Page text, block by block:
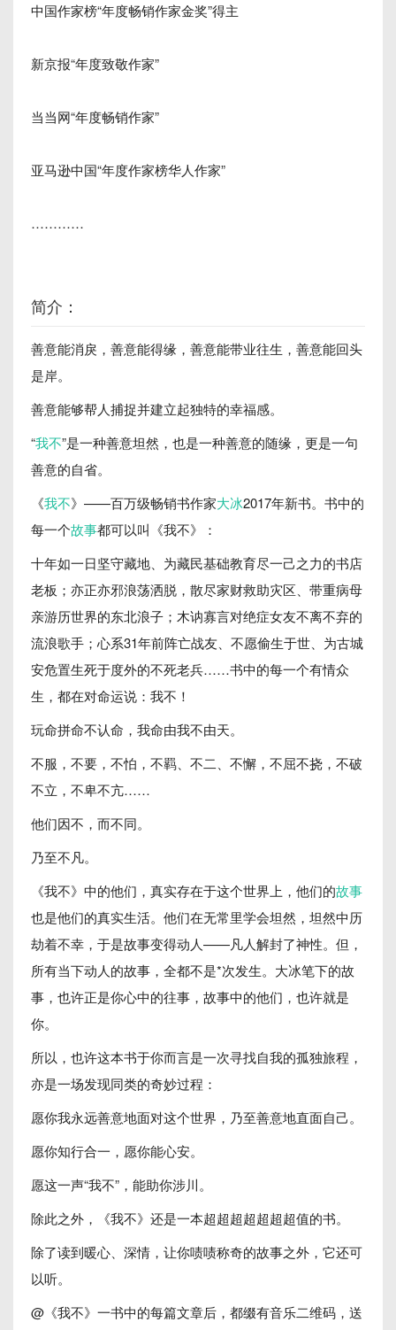
中国作家榜“年度畅销作家金奖”得主
新京报“年度致敬作家”
当当网“年度畅销作家”
亚马逊中国“年度作家榜华人作家”
…………
简介：
善意能消戾，善意能得缘，善意能带业往生，善意能回头
是岸。
善意能够帮人捕捉并建立起独特的幸福感。
“我不”是一种善意坦然，也是一种善意的随缘，更是一句
善意的自省。
《我不》——百万级畅销书作家大冰2017年新书。书中的
每一个故事都可以叫《我不》：
十年如一日坚守藏地、为藏民基础教育尽一己之力的书店
老板；亦正亦邪浪荡洒脱，散尽家财救助灾区、带重病母
亲游历世界的东北浪子；木讷寡言对绝症女友不离不弃的
流浪歌手；心系31年前阵亡战友、不愿偷生于世、为古城
安危置生死于度外的不死老兵……书中的每一个有情众
生，都在对命运说：我不！
玩命拼命不认命，我命由我不由天。
不服，不要，不怕，不羁、不二、不懈，不屈不挠，不破
不立，不卑不亢……
他们因不，而不同。
乃至不凡。
《我不》中的他们，真实存在于这个世界上，他们的故事
也是他们的真实生活。他们在无常里学会坦然，坦然中历
劫着不幸，于是故事变得动人——凡人解封了神性。但，
所有当下动人的故事，全都不是*次发生。大冰笔下的故
事，也许正是你心中的往事，故事中的他们，也许就是
你。
所以，也许这本书于你而言是一次寻找自我的孤独旅程，
亦是一场发现同类的奇妙过程：
愿你我永远善意地面对这个世界，乃至善意地直面自己。
愿你知行合一，愿你能心安。
愿这一声“我不”，能助你涉川。
除此之外，《我不》还是一本超超超超超超超值的书。
除了读到暖心、深情，让你啧啧称奇的故事之外，它还可
以听。
@《我不》一书中的每篇文章后，都缀有音乐二维码，送